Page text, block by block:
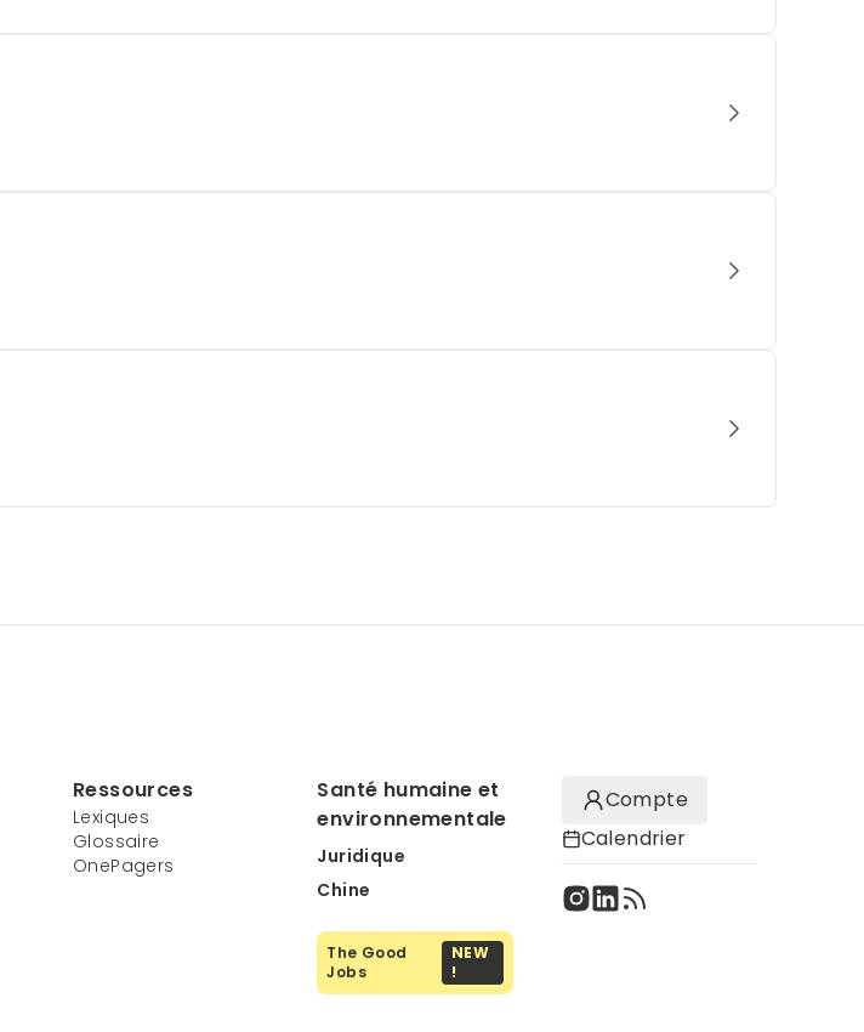
Ressources
Lexiques
Glossaire
OnePagers
Santé humaine et
environnementale
Juridique
Chine
The Good
Jobs
NEW
!
Compte
Calendrier